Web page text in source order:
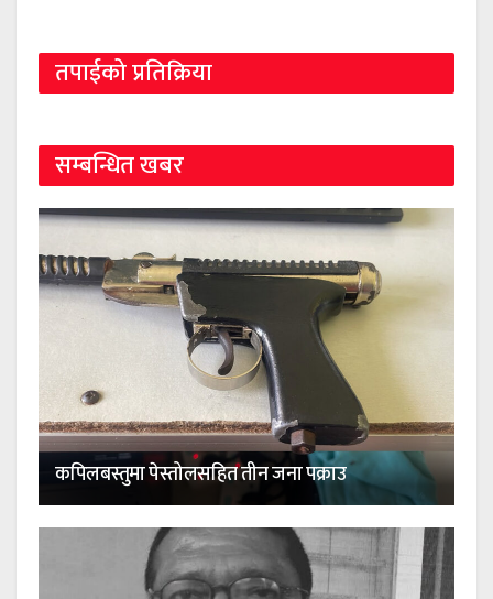
तपाईको प्रतिक्रिया
सम्बन्धित खबर
कपिलबस्तुमा पेस्तोलसहित तीन जना पक्राउ